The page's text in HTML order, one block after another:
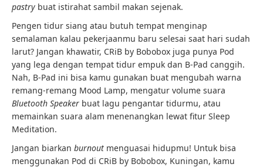
pastry buat istirahat sambil makan sejenak.
Pengen tidur siang atau butuh tempat menginap
semalaman kalau pekerjaanmu baru selesai saat hari sudah
larut? Jangan khawatir, CRiB by Bobobox juga punya Pod
yang lega dengan tempat tidur empuk dan B-Pad canggih.
Nah, B-Pad ini bisa kamu gunakan buat mengubah warna
remang-remang Mood Lamp, mengatur volume suara
Bluetooth Speaker buat lagu pengantar tidurmu, atau
memainkan suara alam menenangkan lewat fitur Sleep
Meditation.
Jangan biarkan burnout menguasai hidupmu! Untuk bisa
menggunakan Pod di CRiB by Bobobox, Kuningan, kamu